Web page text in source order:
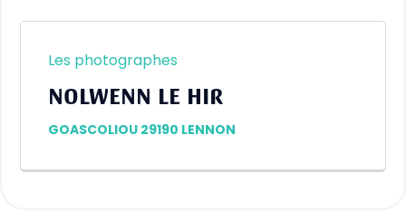
Les photographes
NOLWENN LE HIR
GOASCOLIOU 29190 LENNON